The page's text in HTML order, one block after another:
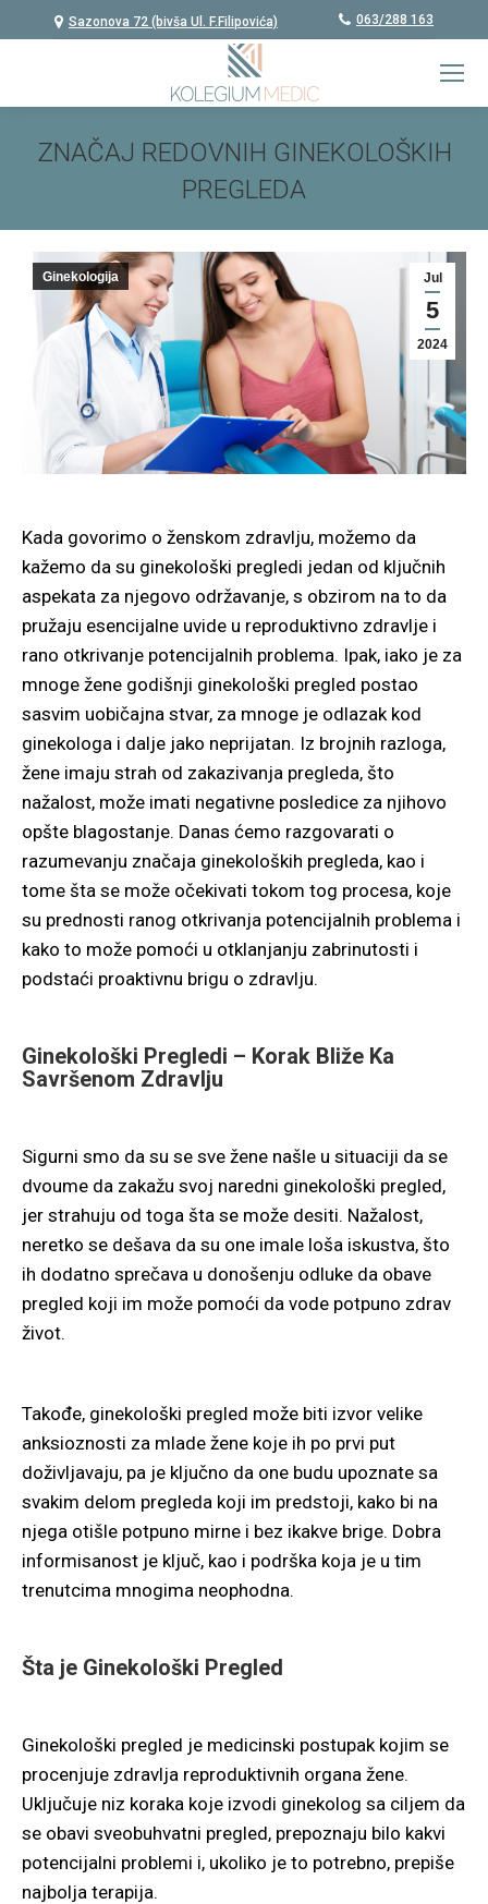
Sazonova 72 (bivša Ul. F.Filipovića) 063/288 163
ZNAČAJ REDOVNIH GINEKOLOŠKIH
PREGLEDA
Jul
5
2024
Ginekologija
Kada govorimo o ženskom zdravlju, možemo da
kažemo da su ginekološki pregledi jedan od ključnih
aspekata za njegovo održavanje, s obzirom na to da
pružaju esencijalne uvide u reproduktivno zdravlje i
rano otkrivanje potencijalnih problema. Ipak, iako je za
mnoge žene godišnji ginekološki pregled postao
sasvim uobičajna stvar, za mnoge je odlazak kod
ginekologa i dalje jako neprijatan. Iz brojnih razloga,
žene imaju strah od zakazivanja pregleda, što
nažalost, može imati negativne posledice za njihovo
opšte blagostanje. Danas ćemo razgovarati o
razumevanju značaja ginekoloških pregleda, kao i
tome šta se može očekivati tokom tog procesa, koje
su prednosti ranog otkrivanja potencijalnih problema i
kako to može pomoći u otklanjanju zabrinutosti i
podstaći proaktivnu brigu o zdravlju.
Ginekološki Pregledi – Korak Bliže Ka
Savršenom Zdravlju
Sigurni smo da su se sve žene našle u situaciji da se
dvoume da zakažu svoj naredni ginekološki pregled,
jer strahuju od toga šta se može desiti. Nažalost,
neretko se dešava da su one imale loša iskustva, što
ih dodatno sprečava u donošenju odluke da obave
pregled koji im može pomoći da vode potpuno zdrav
život.
Takođe, ginekološki pregled može biti izvor velike
anksioznosti za mlade žene koje ih po prvi put
doživljavaju, pa je ključno da one budu upoznate sa
svakim delom pregleda koji im predstoji, kako bi na
njega otišle potpuno mirne i bez ikakve brige. Dobra
informisanost je ključ, kao i podrška koja je u tim
trenutcima mnogima neophodna.
Šta je Ginekološki Pregled
Ginekološki pregled je medicinski postupak kojim se
procenjuje zdravlja reproduktivnih organa žene.
Uključuje niz koraka koje izvodi ginekolog sa ciljem da
se obavi sveobuhvatni pregled, prepoznaju bilo kakvi
potencijalni problemi i, ukoliko je to potrebno, prepiše
najbolja terapija.